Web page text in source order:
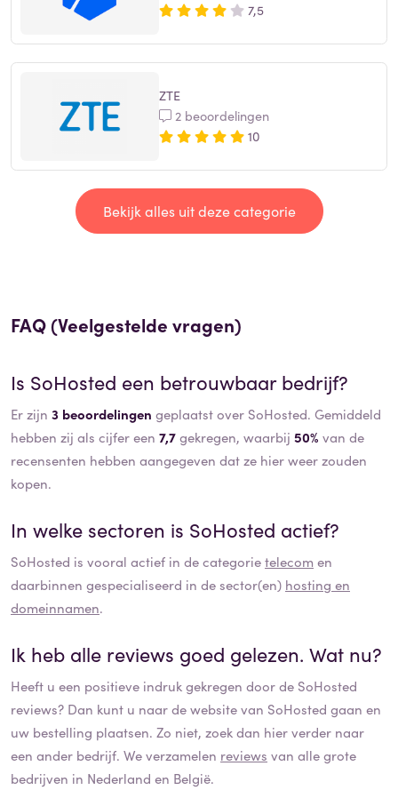
7,5
ZTE
2 beoordelingen
10
Bekijk alles uit deze categorie
FAQ (Veelgestelde vragen)
Is SoHosted een betrouwbaar bedrijf?
Er zijn 3 beoordelingen geplaatst over SoHosted. Gemiddeld
hebben zij als cijfer een 7,7gekregen, waarbij 50% van de
recensenten hebben aangegeven dat ze hier weer zouden
kopen.
In welke sectoren is SoHosted actief?
SoHosted is vooral actief in de categorietelecom en
daarbinnen gespecialiseerd in de sector(en) hosting en
domeinnamen.
Ik heb alle reviews goed gelezen. Wat nu?
Heeft u een positieve indruk gekregen door de SoHosted
reviews? Dan kunt u naar de website van SoHosted gaan en
uw bestelling plaatsen. Zo niet, zoek dan hier verder naar
een ander bedrijf. We verzamelen reviews van alle grote
bedrijven in Nederland en België.